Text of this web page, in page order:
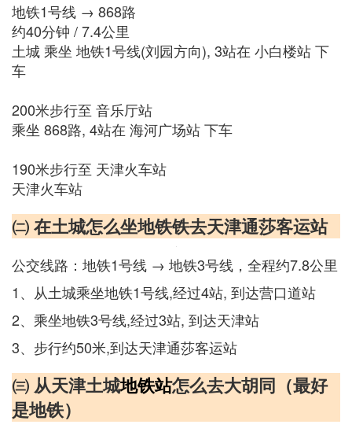
地铁1号线 → 868路
约40分钟 / 7.4公里
土城 乘坐 地铁1号线(刘园方向), 3站在 小白楼站 下
车
200米步行至 音乐厅站
乘坐 868路, 4站在 海河广场站 下车
190米步行至 天津火车站
天津火车站
㈡ 在土城怎么坐地铁铁去天津通莎客运站
公交线路：地铁1号线 → 地铁3号线，全程约7.8公里
1、从土城乘坐地铁1号线,经过4站, 到达营口道站
2、乘坐地铁3号线,经过3站, 到达天津站
3、步行约50米,到达天津通莎客运站
㈢ 从天津土城地铁站怎么去大胡同（最好
是地铁）